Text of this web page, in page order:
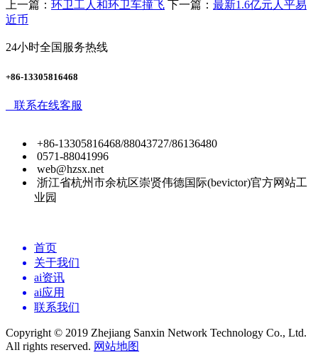
上一篇： 环卫工人和环卫车撞飞 下一篇： 最新1.6亿元人平易
近币
24小时全国服务热线
+86-13305816468
联系在线客服
+86-13305816468/88043727/86136480
0571-88041996
web@hzsx.net
浙江省杭州市余杭区崇贤伟德国际(bevictor)官方网站工
业园
首页
关于我们
ai资讯
ai应用
联系我们
Copyright © 2019 Zhejiang Sanxin Network Technology Co., Ltd.
All rights reserved. 网站地图